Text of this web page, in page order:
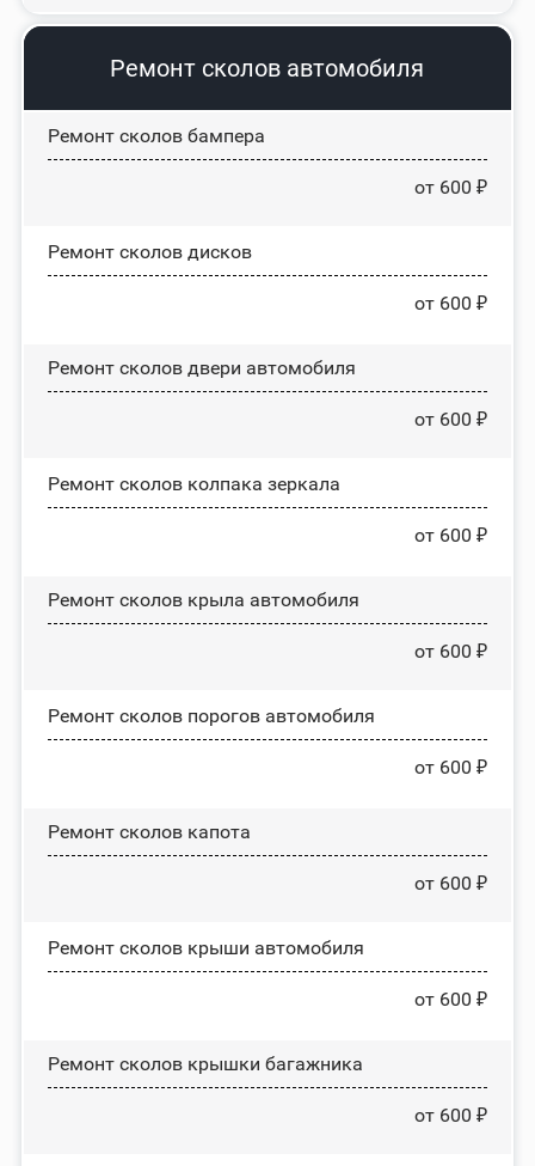
Ремонт сколов автомобиля
Ремонт сколов бампера
от 600 ₽
Ремонт сколов дисков
от 600 ₽
Ремонт сколов двери автомобиля
от 600 ₽
Ремонт сколов колпака зеркала
от 600 ₽
Ремонт сколов крыла автомобиля
от 600 ₽
Ремонт сколов порогов автомобиля
от 600 ₽
Ремонт сколов капота
от 600 ₽
Ремонт сколов крыши автомобиля
от 600 ₽
Ремонт сколов крышки багажника
от 600 ₽